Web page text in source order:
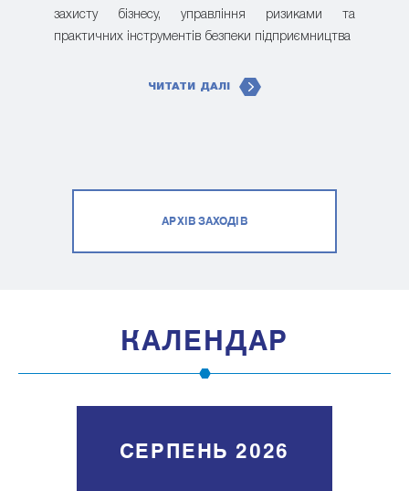
захисту бізнесу, управління ризиками та
практичних інструментів безпеки підприємництва
ЧИТАТИ ДАЛІ
АРХІВ ЗАХОДІВ
КАЛЕНДАР
СЕРПЕНЬ 2026